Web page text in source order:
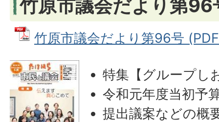
竹原市議会だより第96
竹原市議会だより第96号
特集【グループし
令和元年度当初予
提出議案などの概